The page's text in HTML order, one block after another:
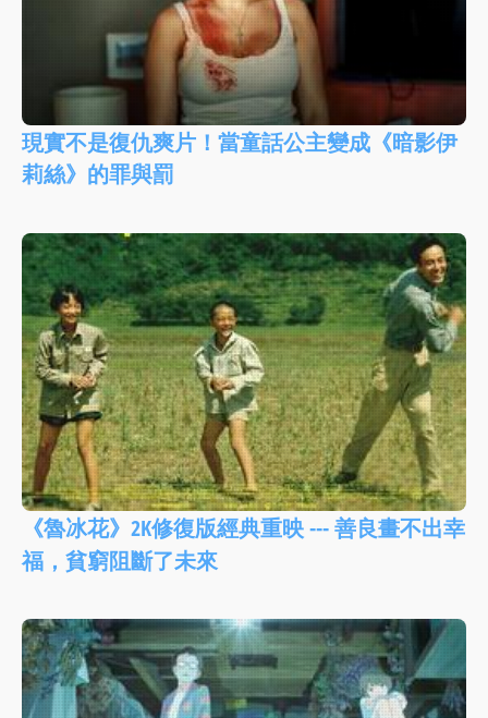
現實不是復仇爽片！當童話公主變成《暗影伊
莉絲》的罪與罰
《魯冰花》2K修復版經典重映 --- 善良畫不出幸
福，貧窮阻斷了未來